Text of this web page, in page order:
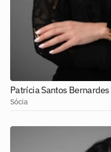
Patrícia Santos Bernardes
Sócia